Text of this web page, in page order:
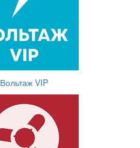
Вольтаж VIP